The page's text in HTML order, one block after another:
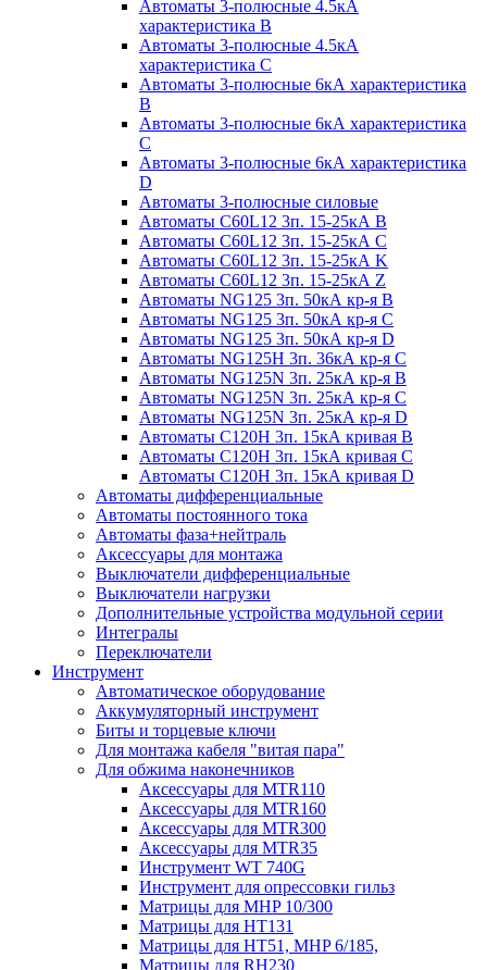
Автоматы 3-полюсные 4.5кА
характеристика В
Автоматы 3-полюсные 4.5кА
характеристика С
Автоматы 3-полюсные 6кА характеристика
B
Автоматы 3-полюсные 6кА характеристика
C
Автоматы 3-полюсные 6кА характеристика
D
Автоматы 3-полюсные силовые
Автоматы C60L12 3п. 15-25кА B
Автоматы C60L12 3п. 15-25кА C
Автоматы C60L12 3п. 15-25кА K
Автоматы C60L12 3п. 15-25кА Z
Автоматы NG125 3п. 50кА кр-я B
Автоматы NG125 3п. 50кА кр-я C
Автоматы NG125 3п. 50кА кр-я D
Автоматы NG125H 3п. 36кА кр-я C
Автоматы NG125N 3п. 25кА кр-я B
Автоматы NG125N 3п. 25кА кр-я C
Автоматы NG125N 3п. 25кА кр-я D
Автоматы С120Н 3п. 15кА кривая B
Автоматы С120Н 3п. 15кА кривая C
Автоматы С120Н 3п. 15кА кривая D
Автоматы дифференциальные
Автоматы постоянного тока
Автоматы фаза+нейтраль
Аксессуары для монтажа
Выключатели дифференциальные
Выключатели нагрузки
Дополнительные устройства модульной серии
Интегралы
Переключатели
Инструмент
Автоматическое оборудование
Аккумуляторный инструмент
Биты и торцевые ключи
Для монтажа кабеля "витая пара"
Для обжима наконечников
Аксессуары для MTR110
Аксессуары для MTR160
Аксессуары для MTR300
Аксессуары для MTR35
Инструмент WT 740G
Инструмент для опрессовки гильз
Матрицы для MHP 10/300
Матрицы для НТ131
Матрицы для НТ51, MHP 6/185,
Матрицы для RH230